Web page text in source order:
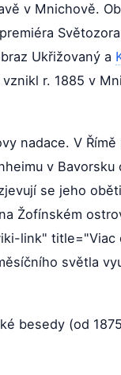
v Mnichově.
Ukřižovaný a
r. 1885 v
nadace. V Římě
v Bavorsku
se jeho
Žofínském
link" title="Viac
světla
besedy (od